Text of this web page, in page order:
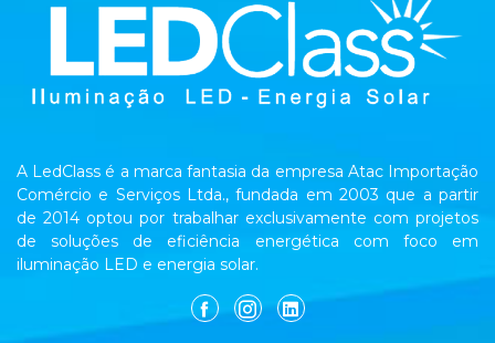
A LedClass é a marca fantasia da empresa Atac Importação
Comércio e Serviços Ltda., fundada em 2003 que a partir
de 2014 optou por trabalhar exclusivamente com projetos
de soluções de eficiência energética com foco em
iluminação LED e energia solar.